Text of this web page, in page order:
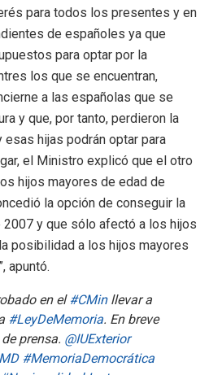
para todos los presentes y en
de españoles ya que
para optar por la
los que se encuentran,
a las españolas que se
y que, por tanto, perdieron la
hijas podrán optar para
el Ministro explicó que el otro
hijos mayores de edad de
la opción de conseguir la
2007 y que sólo afectó a los hijos
posibilidad a los hijos mayores
apuntó.
en el#CMinllevar a
#LeyDeMemoria. En breve
prensa. @IUExterior
#MemoriaDemocrática